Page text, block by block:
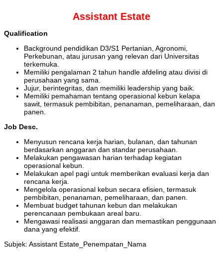
Assistant Estate
Qualification
Background pendidikan D3/S1 Pertanian, Agronomi,
Perkebunan, atau jurusan yang relevan dari Universitas
terkemuka.
Memiliki pengalaman 2 tahun handle afdeling atau divisi di
perusahaan yang sama.
Jujur, berintegritas, dan memiliki leadership yang baik.
Memiliki pemahaman tentang operasional kebun kelapa
sawit, termasuk pembibitan, penanaman, pemeliharaan, dan
panen.
Job Desc.
Menyusun rencana kerja harian, bulanan, dan tahunan
berdasarkan anggaran dan standar perusahaan.
Melakukan pengawasan harian terhadap kegiatan
operasional kebun.
Melakukan apel pagi untuk memberikan evaluasi kerja dan
rencana kerja.
Mengelola operasional kebun secara efisien, termasuk
pembibitan, penanaman, pemeliharaan, dan panen.
Membuat budget tahunan kebun dan melakukan
perencanaan pembukaan areal baru.
Mengawasi realisasi anggaran dan memastikan penggunaan
dana yang efektif.
Subjek: Assistant Estate_Penempatan_Nama